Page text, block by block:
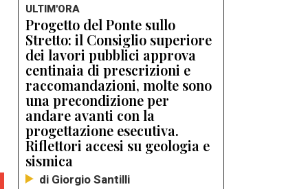
ULTIM'ORA
Progetto del Ponte sullo
Stretto: il Consiglio superiore
dei lavori pubblici approva
centinaia di prescrizioni e
raccomandazioni, molte sono
una precondizione per
andare avanti con la
progettazione esecutiva.
Riflettori accesi su geologia e
sismica
di Giorgio Santilli